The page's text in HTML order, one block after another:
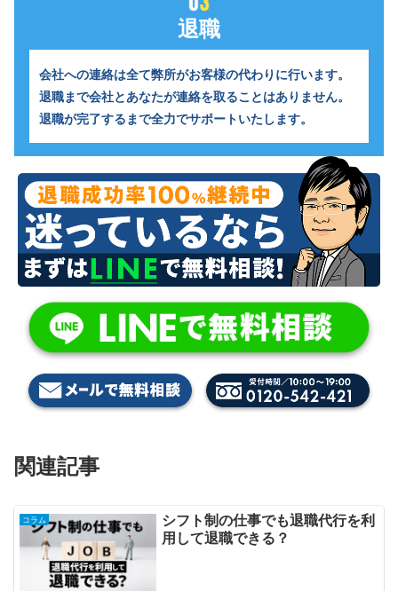
退職
会社への連絡は全て弊所がお客様の代わりに行います。
退職まで会社とあなたが連絡を取ることはありません。
退職が完了するまで全力でサポートいたします。
関連記事
コラム
シフト制の仕事でも退職代行を利
用して退職できる？